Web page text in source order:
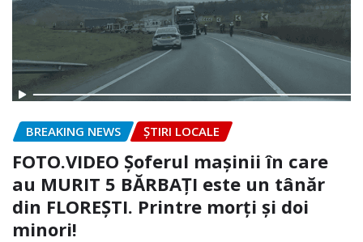
BREAKING NEWS ȘTIRI LOCALE
FOTO.VIDEO Șoferul mașinii în care
au MURIT 5 BĂRBAȚI este un tânăr
din FLOREȘTI. Printre morți și doi
minori!